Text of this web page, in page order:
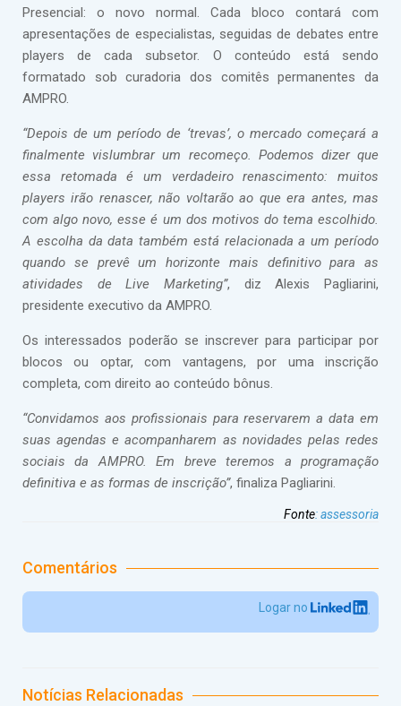
Presencial: o novo normal. Cada bloco contará com
apresentações de especialistas, seguidas de debates entre
players de cada subsetor. O conteúdo está sendo
formatado sob curadoria dos comitês permanentes da
AMPRO.
“Depois de um período de ‘trevas’, o mercado começará a
finalmente vislumbrar um recomeço. Podemos dizer que
essa retomada é um verdadeiro renascimento: muitos
players irão renascer, não voltarão ao que era antes, mas
com algo novo, esse é um dos motivos do tema escolhido.
A escolha da data também está relacionada a um período
quando se prevê um horizonte mais definitivo para as
atividades de Live Marketing”, diz Alexis Pagliarini,
presidente executivo da AMPRO.
Os interessados poderão se inscrever para participar por
blocos ou optar, com vantagens, por uma inscrição
completa, com direito ao conteúdo bônus.
“Convidamos aos profissionais para reservarem a data em
suas agendas e acompanharem as novidades pelas redes
sociais da AMPRO. Em breve teremos a programação
definitiva e as formas de inscrição”, finaliza Pagliarini.
Fonte:assessoria
Comentários
Logar no
Notícias Relacionadas